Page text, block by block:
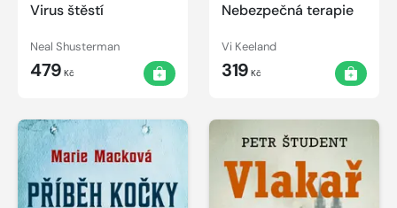
Virus štěstí
Neal Shusterman
479 Kč
Nebezpečná terapie
Vi Keeland
319 Kč